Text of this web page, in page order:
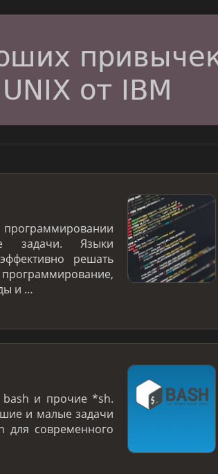
задачи. Языки
решать
и …
bash и прочие *sh.
и малые задачи
для современного